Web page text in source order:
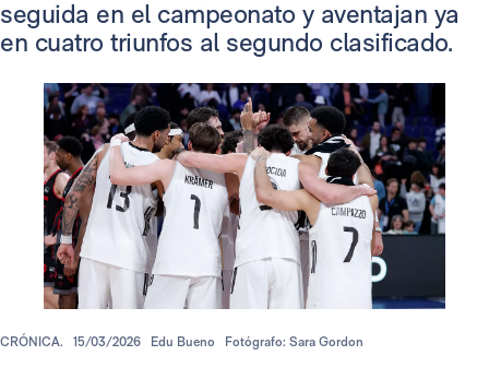
seguida en el campeonato y aventajan ya
en cuatro triunfos al segundo clasificado.
CRÓNICA. 15/03/2026 Edu Bueno Fotógrafo: Sara Gordon